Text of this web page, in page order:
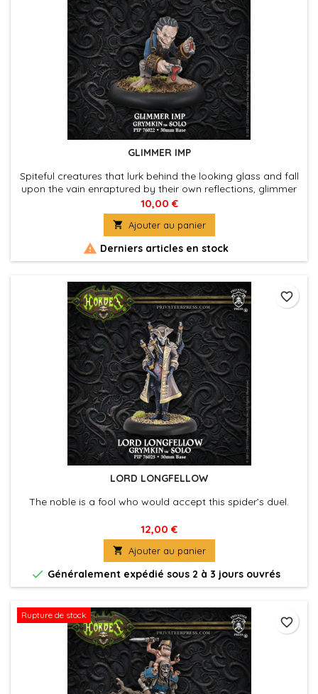
GLIMMER IMP
Spiteful creatures that lurk behind the looking glass and fall
upon the vain enraptured by their own reflections, glimmer
imps now skulk into combat to aid their fellow grymkin. With
no eyes of their own, they crave stealing the eyes of others
to see through them. They have a preference for unusual
eye colors, but in a pinch are content to scoop out a...
10,00 €
 Ajouter au panier
 Derniers articles en stock
LORD LONGFELLOW
The noble is a fool who would accept this spider’s duel.
12,00 €
 Ajouter au panier
 Généralement expédié sous 2 à 3 jours ouvrés
favorite_border
Rupture de stock
favorite_border